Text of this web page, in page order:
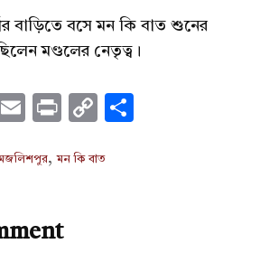
বাড়িতে বসে মন কি বাত শুনের
মণ্ডলের নেতৃত্ব।
WhatsApp
EmailPrintCopy
,মন কি বাত